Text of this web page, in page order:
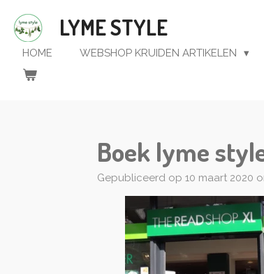
Ga
direct
naar
hoofdinhoud
LYME STYLE
HOME WEBSHOP KRUIDEN ARTIKELEN
Boek lyme
Gepubliceerd op 10 maart 2020